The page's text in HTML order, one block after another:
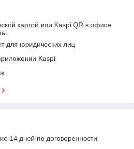
картой или Kaspi QR в офисе
для юридических лиц
Kaspi
14 дней по договоренности